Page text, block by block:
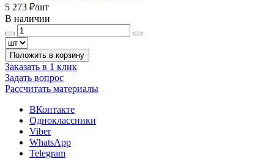
5 273 ₽/шт
В наличии
Положить в корзину
Заказать в 1 клик
Задать вопрос
Рассчитать материалы
ВКонтакте
Одноклассники
Viber
WhatsApp
Telegram